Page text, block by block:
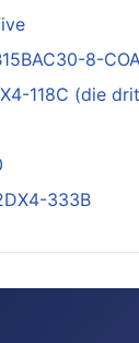
8-
118C (die
333B